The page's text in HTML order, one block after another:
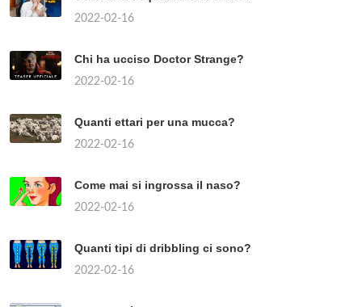
2022-02-16
Chi ha ucciso Doctor Strange?
2022-02-16
Quanti ettari per una mucca?
2022-02-16
Come mai si ingrossa il naso?
2022-02-16
Quanti tipi di dribbling ci sono?
2022-02-16